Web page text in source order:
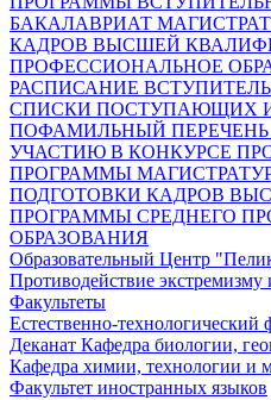
БАКАЛАВРИАТ
КАДРОВ ВЫСШЕЙ
ПРОФЕССИОНАЛЬНОЕ
РАСПИСАНИЕ
СПИСКИ ПОСТУПАЮЩИХ
ПОФАМИЛЬНЫЙ
УЧАСТИЮ В КОНКУРСЕ
ПРОГРАММЫ
ПОДГОТОВКИ КАДРОВ
ПРОГРАММЫ СРЕДНЕГО
ОБРАЗОВАНИЯ
Образовательный Центр
Противодействие экстремизму
Факультеты
Естественно-технологический
Деканат Кафедра биологии,
Кафедра химии, технологии и
Факультет иностранных языков